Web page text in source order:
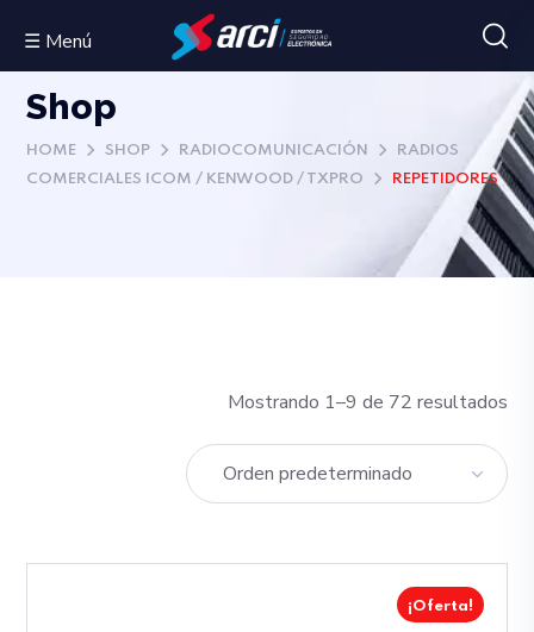
☰ Menú
Shop
HOME SHOP RADIOCOMUNICACIÓN
RADIOS
COMERCIALES ICOM / KENWOOD / TXPRO
REPETIDORES
Mostrando 1–9 de 72 resultados
¡Oferta!